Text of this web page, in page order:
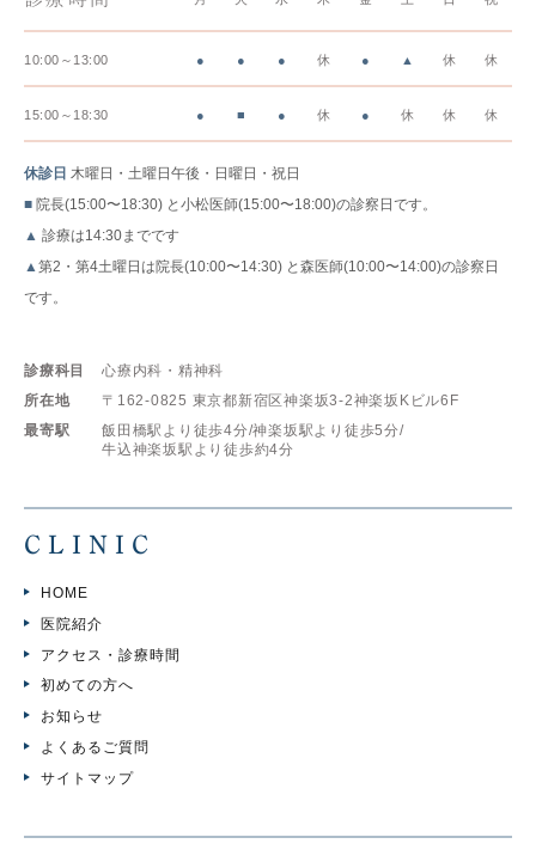
10:00～13:00 ● ● ● 休 ● ▲ 休 休
15:00～18:30 ● ■ ● 休 ● 休 休 休
休診日 木曜日・土曜日午後・日曜日・祝日
■ 院長(15:00〜18:30) と小松医師(15:00〜18:00)の診察日です。
▲ 診療は14:30までです
▲第2・第4土曜日は院長(10:00〜14:30) と森医師(10:00〜14:00)の診察日
です。
診療科目
心療内科・精神科
所在地
〒162-0825 東京都新宿区神楽坂3-2神楽坂Kビル6F
最寄駅
飯田橋駅より徒歩4分/神楽坂駅より徒歩5分/
牛込神楽坂駅より徒歩約4分
CLINIC
HOME
医院紹介
アクセス・診療時間
初めての方へ
お知らせ
よくあるご質問
サイトマップ